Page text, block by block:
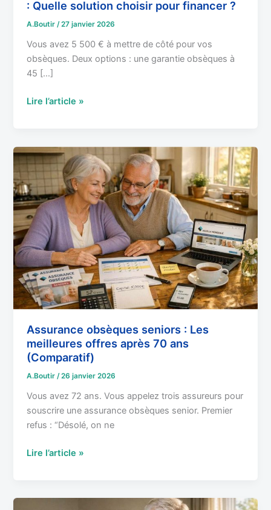
: Quelle solution choisir pour financer ?
A.Boutir/27 janvier 2026
Vous avez 5 500 € à mettre de côté pour vos
obsèques. Deux options : une garantie obsèques à
45 […]
Lire l’article »
Assurance obsèques seniors : Les
meilleures offres après 70 ans
(Comparatif)
A.Boutir/26 janvier 2026
Vous avez 72 ans. Vous appelez trois assureurs pour
souscrire une assurance obsèques senior. Premier
refus : “Désolé, on ne
Assurance
obsèques
seniors
:
Les
meilleures
offres
après
70
ans
(Comparatif)
Lire l’article »